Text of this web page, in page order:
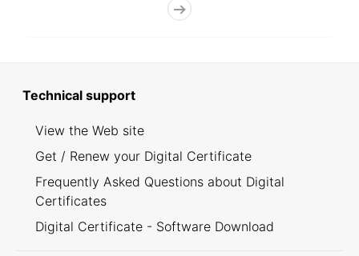
Technical support
View the Web site
Get / Renew your Digital Certificate
Frequently Asked Questions about Digital
Certificates
Digital Certificate - Software Download